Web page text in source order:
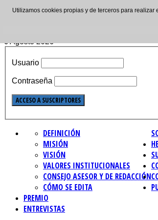
6 Agosto 2026
Usuario
Contraseña
DEFINICIÓN
MISIÓN
VISIÓN
VALORES INSTITUCIONALES
CONSEJO ASESOR Y DE REDACCIÓN
CÓMO SE EDITA
PREMIO
ENTREVISTAS
Utilizamos cookies propias y de terceros para